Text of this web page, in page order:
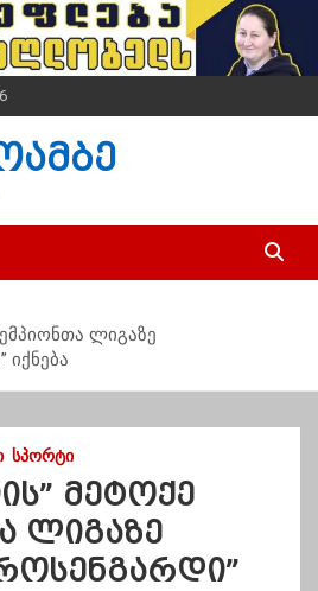
ლიგაზე
იქნება
ᲡᲞᲝᲠᲢᲘ
მეტოქე
ლიგაზე